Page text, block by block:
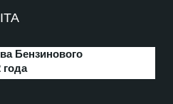
Бензинового
года